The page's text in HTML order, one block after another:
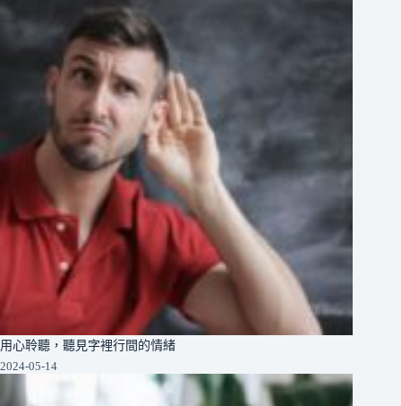
用心聆聽，聽見字裡行間的情緒
2024-05-14